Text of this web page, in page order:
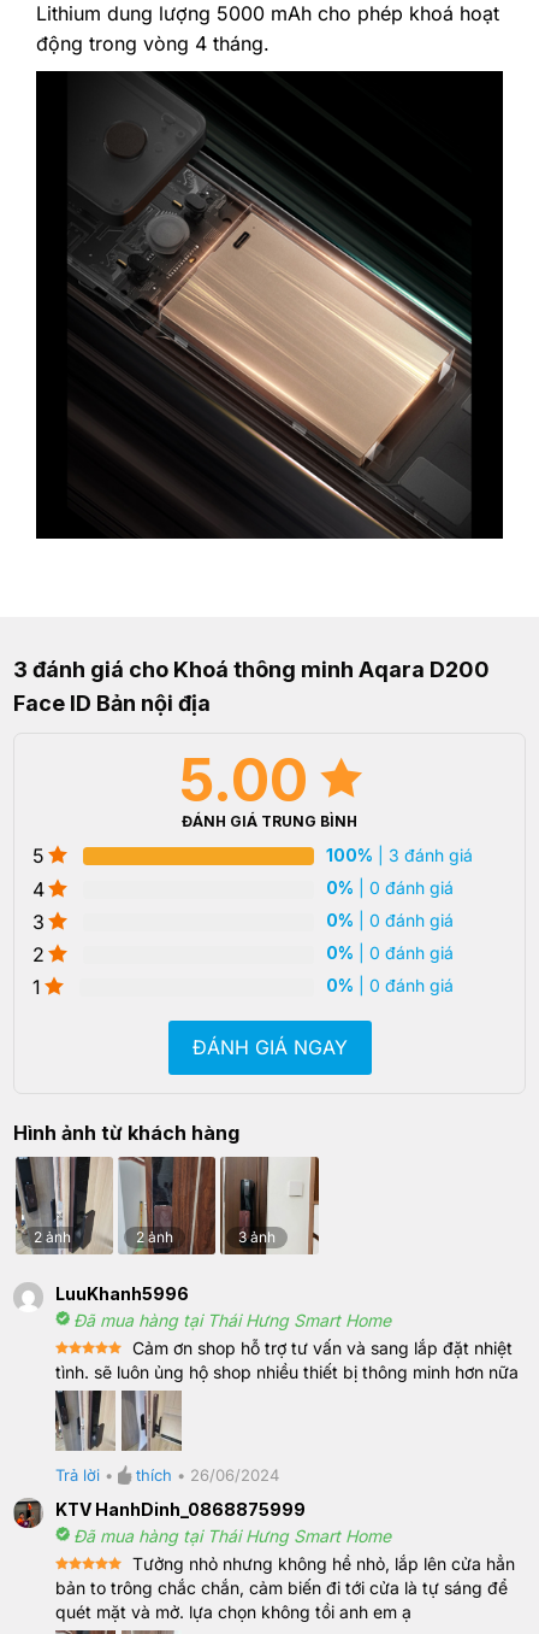
Lithium dung lượng 5000 mAh cho phép khoá hoạt
động trong vòng 4 tháng.
3 đánh giá cho Khoá thông minh Aqara D200
Face ID Bản nội địa
5.00
ĐÁNH GIÁ TRUNG BÌNH
5 100% | 3 đánh giá
4 0% | 0 đánh giá
3 0% | 0 đánh giá
2 0% | 0 đánh giá
1 0% | 0 đánh giá
ĐÁNH GIÁ NGAY
Hình ảnh từ khách hàng
2 ảnh 2 ảnh 3 ảnh
LuuKhanh5996
Đã mua hàng tại Thái Hưng Smart Home
Rated 5
out of 5
Cảm ơn shop hỗ trợ tư vấn và sang lắp đặt nhiệt
tình. sẽ luôn ủng hộ shop nhiều thiết bị thông minh hơn nữa
Trả lời • thích • 26/06/2024
KTV HanhDinh_0868875999
Đã mua hàng tại Thái Hưng Smart Home
Rated5
out of 5
Tưởng nhỏ nhưng không hề nhỏ, lắp lên cửa hẳn
bản to trông chắc chắn, cảm biến đi tới cửa là tự sáng để
quét mặt và mở. lựa chọn không tồi anh em ạ